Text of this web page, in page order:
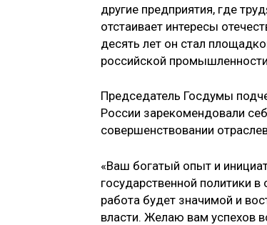
другие предприятия, где
отстаивает интересы
десять лет он стал
российской
Председатель Госдумы
России зарекомендовали
совершенствовании
«Ваш богатый опыт и
государственной политики
работа будет значимой и
власти. Желаю вам успехов